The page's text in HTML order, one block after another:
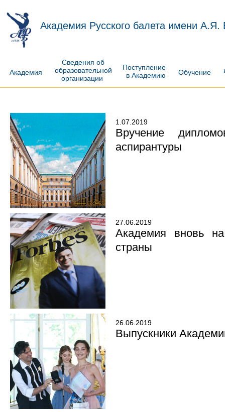
Академия Русского балета имени А.Я.
Академия
Сведения об
образовательной
организации
Поступление
в Академию
Обучение
1.07.2019
Вручение
аспирантуры
27.06.2019
Академия вновь
страны
26.06.2019
Выпускники